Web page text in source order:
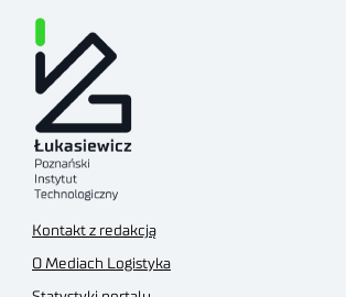
Kontakt z redakcją
O Mediach Logistyka